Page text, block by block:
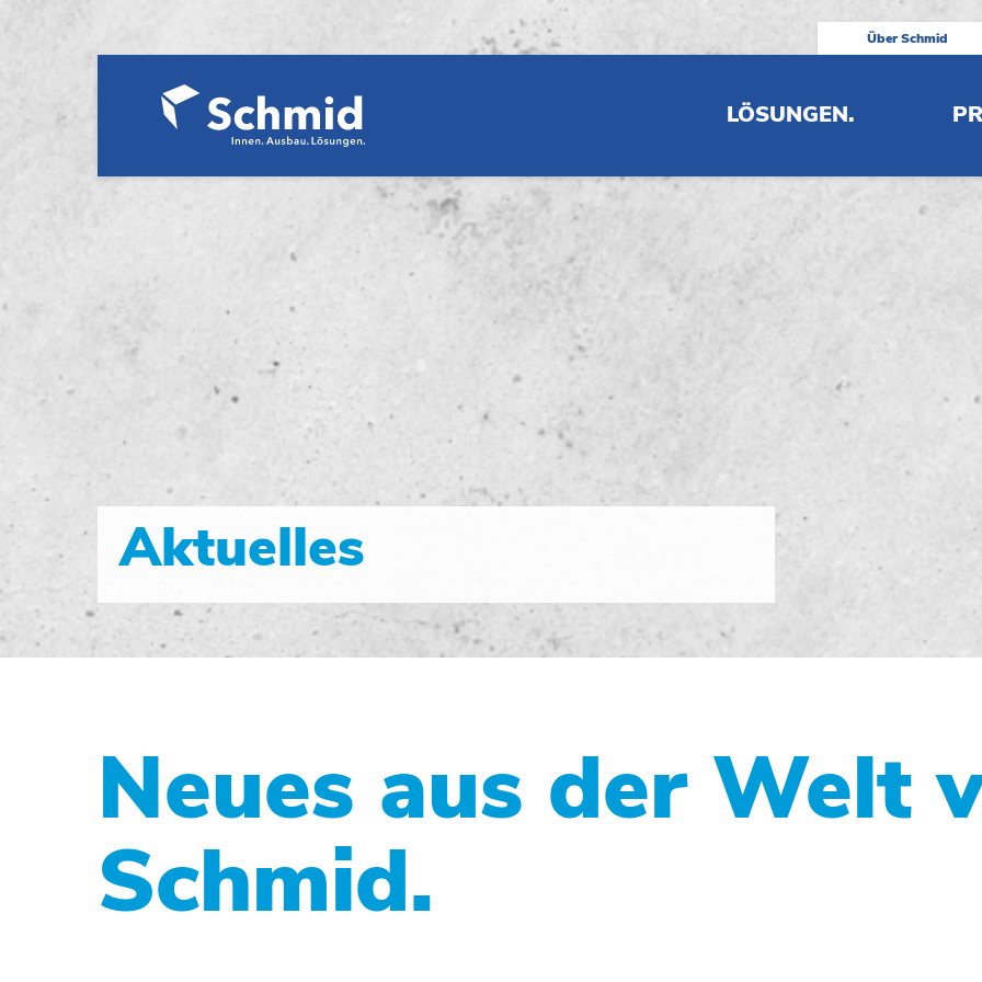
Über Schmid
LÖSUNGEN.
Aktuelles
Neues aus der Welt
Schmid.